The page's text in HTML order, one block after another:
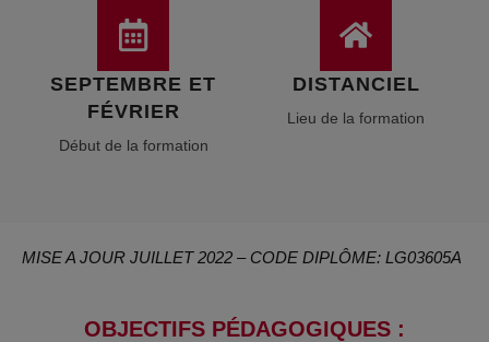
SEPTEMBRE ET
FÉVRIER
Début de la formation
DISTANCIEL
Lieu de la formation
MISE A JOUR JUILLET 2022 – CODE DIPLÔME: LG03605A
OBJECTIFS PÉDAGOGIQUES :